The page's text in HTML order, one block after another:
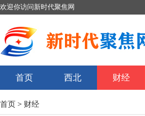
欢迎你访问新时代聚焦网
首页 西北 财经
首页 > 财经